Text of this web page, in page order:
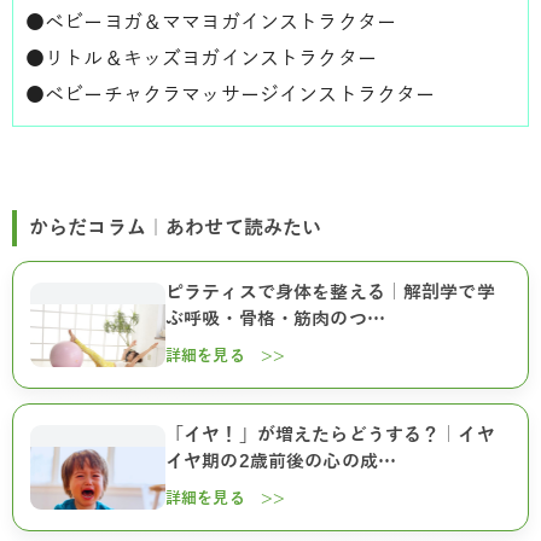
●ベビーヨガ＆ママヨガインストラクター
● リトル＆キッズヨガインストラクター
●ベビーチャクラマッサージインストラクター
からだコラム｜あわせて読みたい
ピラティスで身体を整える｜解剖学で学
ぶ呼吸・骨格・筋肉のつ…
詳細を見る >>
「イヤ！」が増えたらどうする？｜イヤ
イヤ期の2歳前後の心の成…
詳細を見る >>